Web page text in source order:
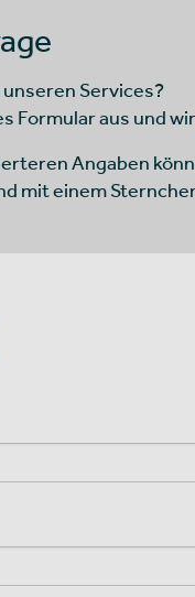
Services?
Formular aus und
Angaben
mit einem